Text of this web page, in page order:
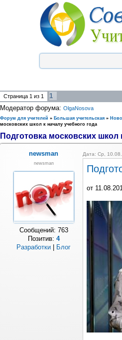
Страница 1 из 1
1
Модератор форума: OlgaNosova
Форум для учителей » Большая учительская »
московских школ к началу учебного года
Подготовка московских школ
newsman Дата: Ср,
newsman
Сообщений: 763
Позитив: 4
Разработки
Блог
от